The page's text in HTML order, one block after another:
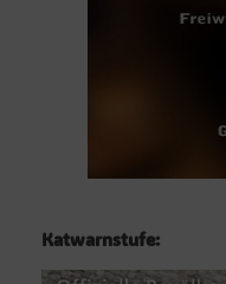
Katwarnstufe: